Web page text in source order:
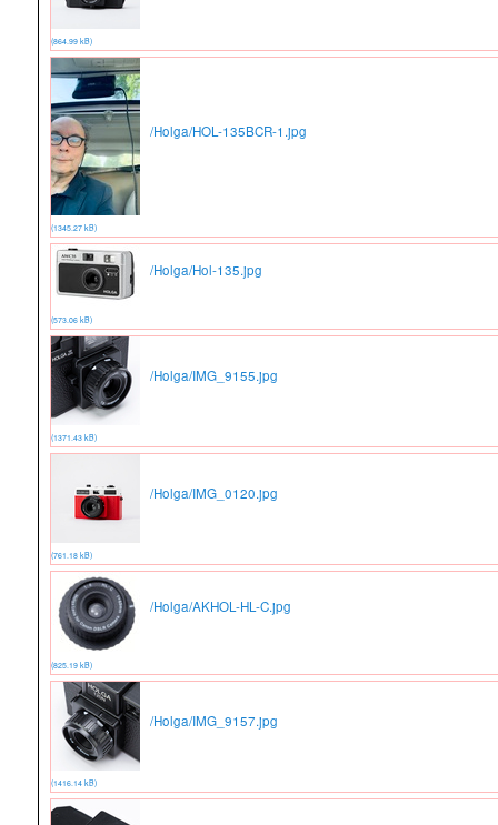
(864.99 kB)
/Holga/HOL-135BCR-1.jpg
(1345.27 kB)
/Holga/Hol-135.jpg
(573.06 kB)
/Holga/IMG_9155.jpg
(1371.43 kB)
/Holga/IMG_0120.jpg
(761.18 kB)
/Holga/AKHOL-HL-C.jpg
(825.19 kB)
/Holga/IMG_9157.jpg
(1416.14 kB)